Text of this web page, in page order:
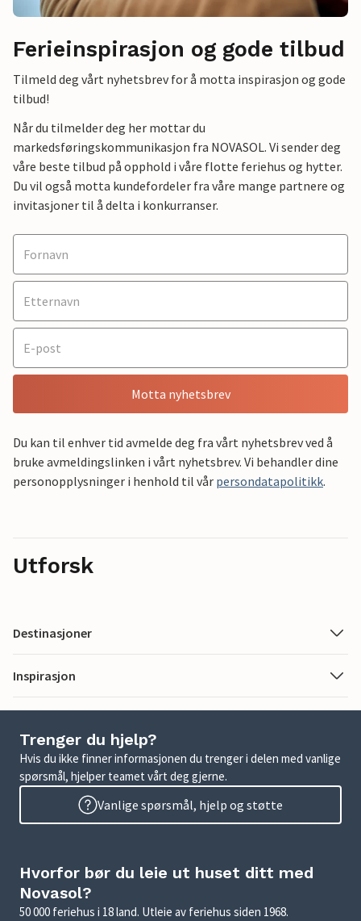
Ferieinspirasjon og gode tilbud
Tilmeld deg vårt nyhetsbrev for å motta inspirasjon og gode
tilbud!
Når du tilmelder deg her mottar du
markedsføringskommunikasjon fra NOVASOL. Vi sender deg
våre beste tilbud på opphold i våre flotte feriehus og hytter.
Du vil også motta kundefordeler fra våre mange partnere og
invitasjoner til å delta i konkurranser.
Motta nyhetsbrev
Du kan til enhver tid avmelde deg fra vårt nyhetsbrev ved å
bruke avmeldingslinken i vårt nyhetsbrev. Vi behandler dine
personopplysninger i henhold til vår persondatapolitikk.
Utforsk
Destinasjoner
Inspirasjon
Trenger du hjelp?
Hvis du ikke finner informasjonen du trenger i delen med vanlige
spørsmål, hjelper teamet vårt deg gjerne.
Vanlige spørsmål, hjelp og støtte
Hvorfor bør du leie ut huset ditt med
Novasol?
50 000 feriehus i 18 land. Utleie av feriehus siden 1968.